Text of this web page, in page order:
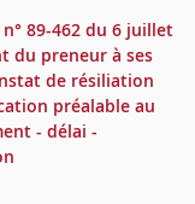
n° 89-462 du 6 juillet
du preneur à ses
de résiliation
préalable au
- délai -